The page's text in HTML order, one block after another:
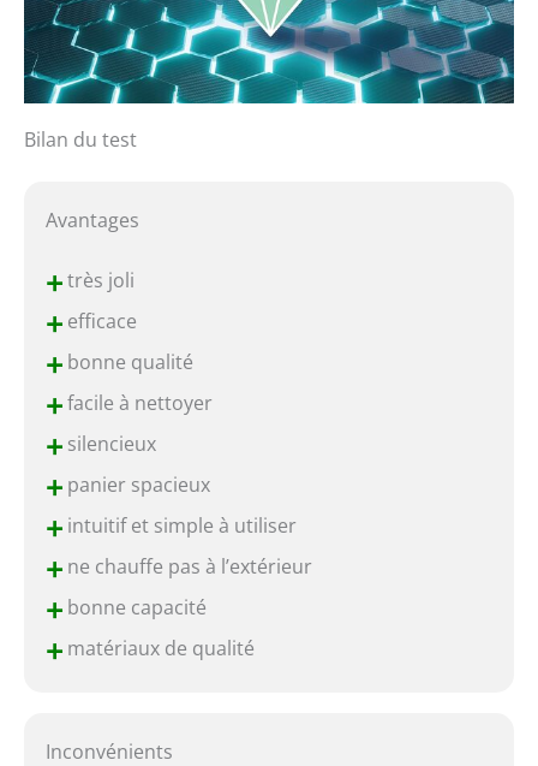
Bilan du test
Avantages
+très joli
+efficace
+bonne qualité
+facile à nettoyer
+silencieux
+panier spacieux
+intuitif et simple à utiliser
+ne chauffe pas à l’extérieur
+bonne capacité
+matériaux de qualité
Inconvénients